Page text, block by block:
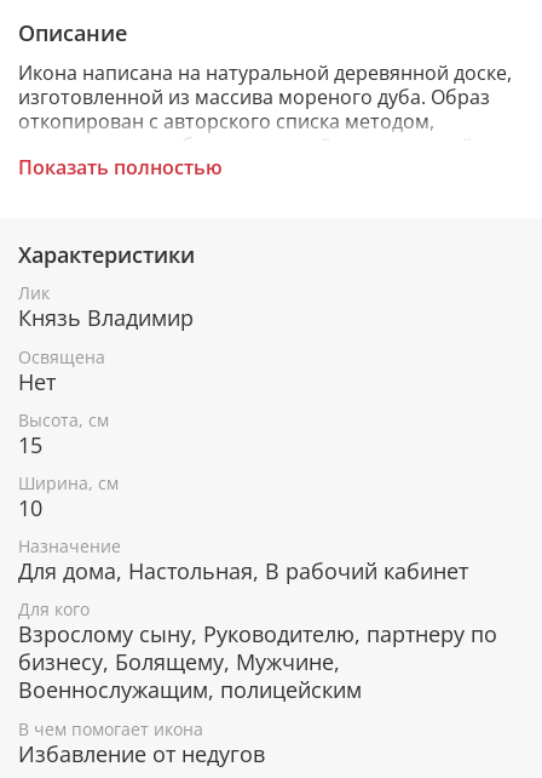
Описание
Икона написана на натуральной деревянной доске,
изготовленной из массива мореного дуба. Образ
откопирован с авторского списка методом,
получившим одобрение русской православной
церкви.
При окончательном оформлении образа
использовались специальные фронтажные грунты,
выравнивающие лаки и темперные краски. Венец и
поля иконы вручную украшены рельефным
орнаментом и натуральным жемчугом или
полудрагоценными камнями.
равноапостольный князь Владимир
Исцеление от болезней, особенно
заболеваний глаз.
Защита Отечества от врагов.
Помощь в решении внутренних проблем
страны.
Примирение враждующих, привнесение мира
и гармонии в отношения двух враждующих
Покровитель внутренних войск России.
Показать полностью
Характеристики
Лик
Князь Владимир
Освящена
Нет
Высота, см
15
Ширина, см
10
Назначение
Для дома, Настольная, В рабочий кабинет
Для кого
Взрослому сыну, Руководителю, партнеру по
бизнесу, Болящему, Мужчине,
Военнослужащим, полицейским
В чем помогает икона
Избавление от недугов